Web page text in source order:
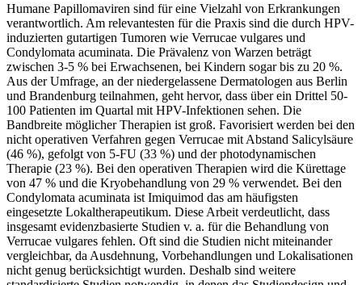
Humane Papillomaviren sind für eine Vielzahl von Erkrankungen
verantwortlich. Am relevantesten für die Praxis sind die durch HPV-
induzierten gutartigen Tumoren wie Verrucae vulgares und
Condylomata acuminata. Die Prävalenz von Warzen beträgt
zwischen 3-5 % bei Erwachsenen, bei Kindern sogar bis zu 20 %.
Aus der Umfrage, an der niedergelassene Dermatologen aus Berlin
und Brandenburg teilnahmen, geht hervor, dass über ein Drittel 50-
100 Patienten im Quartal mit HPV-Infektionen sehen. Die
Bandbreite möglicher Therapien ist groß. Favorisiert werden bei den
nicht operativen Verfahren gegen Verrucae mit Abstand Salicylsäure
(46 %), gefolgt von 5-FU (33 %) und der photodynamischen
Therapie (23 %). Bei den operativen Therapien wird die Kürettage
von 47 % und die Kryobehandlung von 29 % verwendet. Bei den
Condylomata acuminata ist Imiquimod das am häufigsten
eingesetzte Lokaltherapeutikum. Diese Arbeit verdeutlicht, dass
insgesamt evidenzbasierte Studien v. a. für die Behandlung von
Verrucae vulgares fehlen. Oft sind die Studien nicht miteinander
vergleichbar, da Ausdehnung, Vorbehandlungen und Lokalisationen
nicht genug berücksichtigt wurden. Deshalb sind weitere